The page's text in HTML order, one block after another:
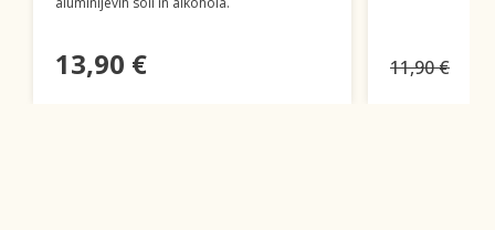
13,90 € 11,90 €